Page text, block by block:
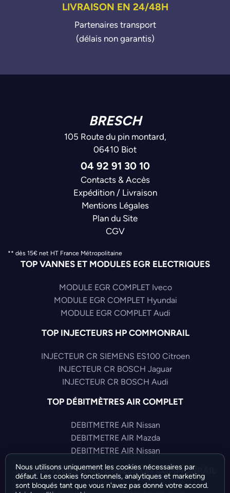
LIVRAISON EN 24/48H
Partenaires transport
(délais non garantis)
BRESCH
105 Route du pin montard,
06410 Biot
04 92 91 30 10
Contacts & Accès
Expédition / Livraison
Mentions Légales
Plan du Site
CGV
** dès 15€ net HT France Métropolitaine
TOP VANNES ET MODULES EGR ELECTRIQUES
MODULE EGR COMPLET Iveco
MODULE EGR COMPLET Hyundai
MODULE EGR COMPLET Audi
TOP INJECTEURS HP COMMONRAIL
INJECTEUR CR SIEMENS ES100 Citroen
INJECTEUR CR BOSCH Jaguar
INJECTEUR CR BOSCH Audi
TOP DÉBITMÈTRES AIR COMPLET
DEBITMETRE AIR Nissan
DEBITMETRE AIR Mazda
DEBITMETRE AIR Nissan
TOP CAPTEURS HAUTE PRESSION COMMONRAIL
Nous utilisons uniquement les cookies nécessaires par
défaut. Les cookies fonctionnels, analytiques et marketing
sont bloqués tant que vous n'avez pas donné votre accord.